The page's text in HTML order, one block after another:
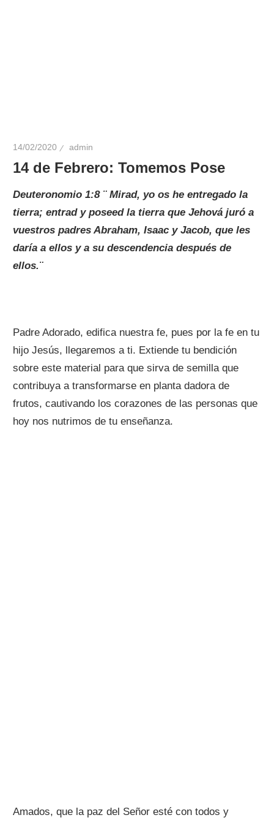
14/02/2020 admin
14 de Febrero: Tomemos Pose
Deuteronomio 1:8 ¨ Mirad, yo os he entregado la
tierra; entrad y poseed la tierra que Jehová juró a
vuestros padres Abraham, Isaac y Jacob, que les
daría a ellos y a su descendencia después de
ellos.¨
Padre Adorado, edifica nuestra fe, pues por la fe en tu
hijo Jesús, llegaremos a ti. Extiende tu bendición
sobre este material para que sirva de semilla que
contribuya a transformarse en planta dadora de
frutos, cautivando los corazones de las personas que
hoy nos nutrimos de tu enseñanza.
Amados, que la paz del Señor esté con todos y